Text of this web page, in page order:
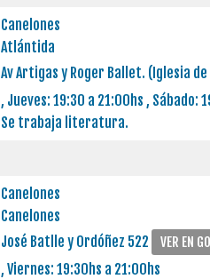
Canelones
Atlántida
Av Artigas y Roger Ballet. (Iglesia
, Jueves: 19:30 a 21:00hs , Sábado:
Se trabaja literatura.
Canelones
Canelones
José Batlle y Ordóñez 522 VER EN
, Viernes: 19:30hs a 21:00hs